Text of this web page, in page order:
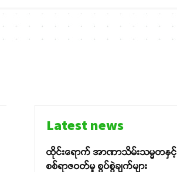
Latest news
ထိုင်းရောက် အာဏာသိမ်းသမ္မတနှင့်
စစ်ရာဇဝတ်မှု စွပ်စွဲချက်များ